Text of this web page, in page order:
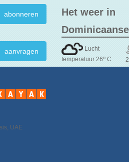
aanvragen
Het weer in
Lucht
temperatuur 26o C
UAE